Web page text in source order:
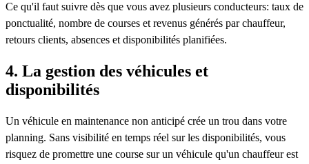
Ce qu'il faut suivre dès que vous avez plusieurs conducteurs: taux de
ponctualité, nombre de courses et revenus générés par chauffeur,
retours clients, absences et disponibilités planifiées.
4. La gestion des véhicules et
disponibilités
Un véhicule en maintenance non anticipé crée un trou dans votre
planning. Sans visibilité en temps réel sur les disponibilités, vous
risquez de promettre une course sur un véhicule qu'un chauffeur est